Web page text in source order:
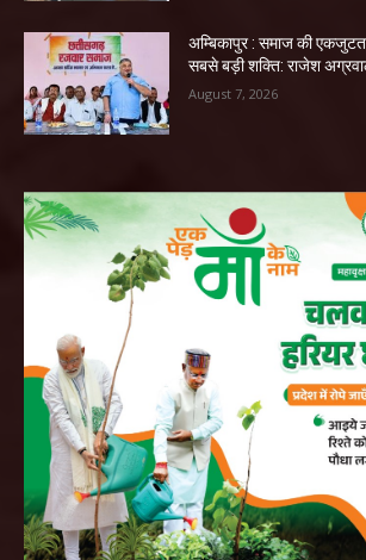
अम्बिकापुर : समाज की
सबसे बड़ी शक्ति: राजेश
August 7, 2026